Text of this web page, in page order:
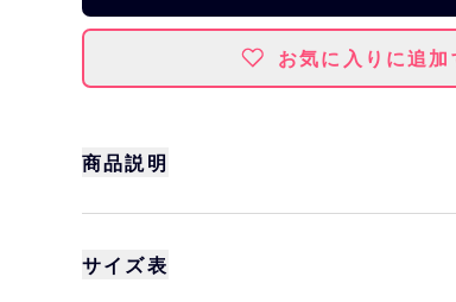
お気に入りに追加
商品説明
バファローズ☆ポンタテイストで描
サイズ表